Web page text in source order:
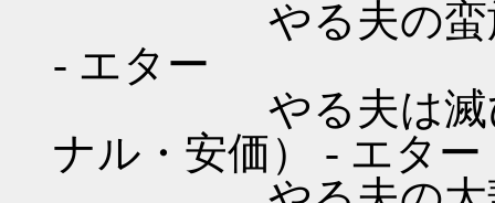
やる夫の蛮族経
- エター
やる夫は滅びに
ナル・安価） - エター